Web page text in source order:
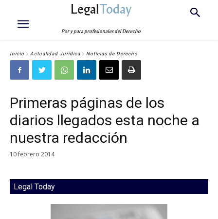
LegalToday
Por y para profesionales del Derecho
Inicio Actualidad Jurídica Noticias de Derecho
Primeras páginas de los
diarios llegados esta noche a
nuestra redacción
10 febrero 2014
Legal Today